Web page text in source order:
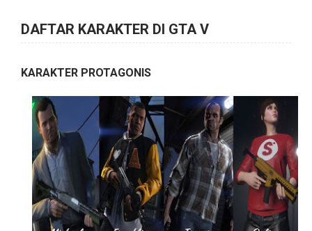
DAFTAR KARAKTER DI GTA V
KARAKTER PROTAGONIS